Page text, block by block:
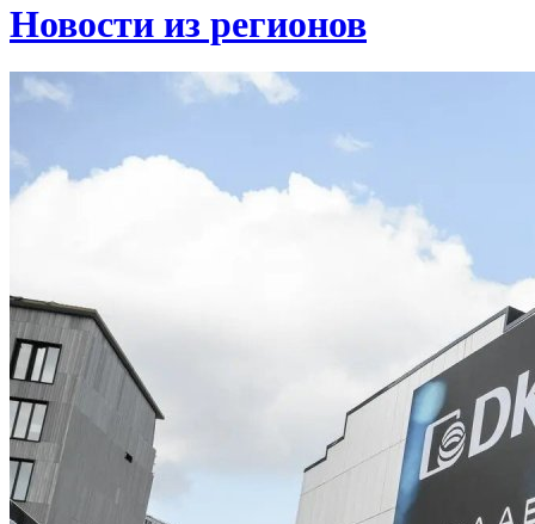
Новости из регионов